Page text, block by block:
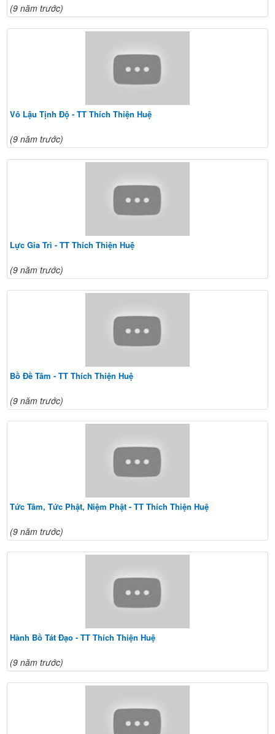
(9 năm trước)
Vô Lậu Tịnh Độ - TT Thích Thiện Huệ
(9 năm trước)
Lực Gia Trì - TT Thích Thiện Huệ
(9 năm trước)
Bồ Đề Tâm - TT Thích Thiện Huệ
(9 năm trước)
Tức Tâm, Tức Phật, Niệm Phật - TT Thích Thiện Huệ
(9 năm trước)
Hành Bồ Tát Đạo - TT Thích Thiện Huệ
(9 năm trước)